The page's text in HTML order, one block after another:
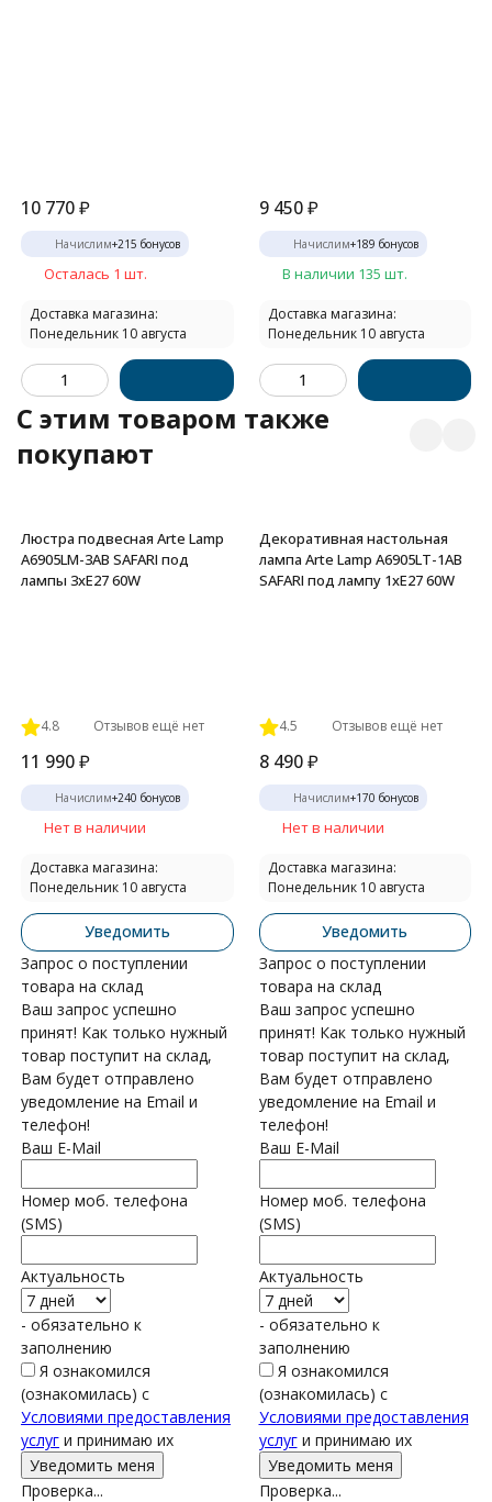
10 770₽
Начислим+215 бонусов
Осталась 1 шт.
Доставка магазина:
Понедельник 10 августа
9 450 ₽
Начислим+189 бонусов
В наличии 135 шт.
Доставка магазина:
Понедельник 10 августа
C этим товаром также
покупают
Люстра подвесная Arte Lamp
A6905LM-3AB SAFARI под
лампы 3xE27 60W
4.8 Отзывов ещё нет
11 990₽
Начислим+240 бонусов
Нет в наличии
Доставка магазина:
Понедельник 10 августа
Уведомить
Запрос о поступлении
товара на склад
Ваш запрос успешно
принят! Как только нужный
товар поступит на склад,
Вам будет отправлено
уведомление на Email и
телефон!
Ваш E-Mail
Номер моб. телефона
(SMS)
Актуальность
- обязательно к
заполнению
Я ознакомился
(ознакомилась) с
Условиями предоставления
услуг и принимаю их
Проверка...
Декоративная настольная
лампа Arte Lamp A6905LT-1AB
SAFARI под лампу 1xE27 60W
4.5 Отзывов ещё нет
8 490 ₽
Начислим+170 бонусов
Нет в наличии
Доставка магазина:
Понедельник 10 августа
Уведомить
Запрос о поступлении
товара на склад
Ваш запрос успешно
принят! Как только нужный
товар поступит на склад,
Вам будет отправлено
уведомление на Email и
телефон!
Ваш E-Mail
Номер моб. телефона
(SMS)
Актуальность
- обязательно к
заполнению
Я ознакомился
(ознакомилась) с
Условиями предоставления
услуги принимаю их
Проверка...